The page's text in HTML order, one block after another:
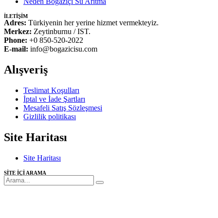
İLETİŞİM
Adres: Türkiyenin her yerine hizmet vermekteyiz.
Merkez: Zeytinburnu / IST.
Phone: +0 850-520-2022
E-mail: info@bogazicisu.com
Alışveriş
Teslimat Koşulları
İptal ve İade Şartları
Mesafeli Satış Sözleşmesi
Gizlilik politikası
Site Haritası
Site Haritası
SİTE İÇİ ARAMA